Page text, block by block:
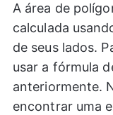
A área de
calculada
de seus lados.
usar a fórmula
anteriormente.
encontrar uma